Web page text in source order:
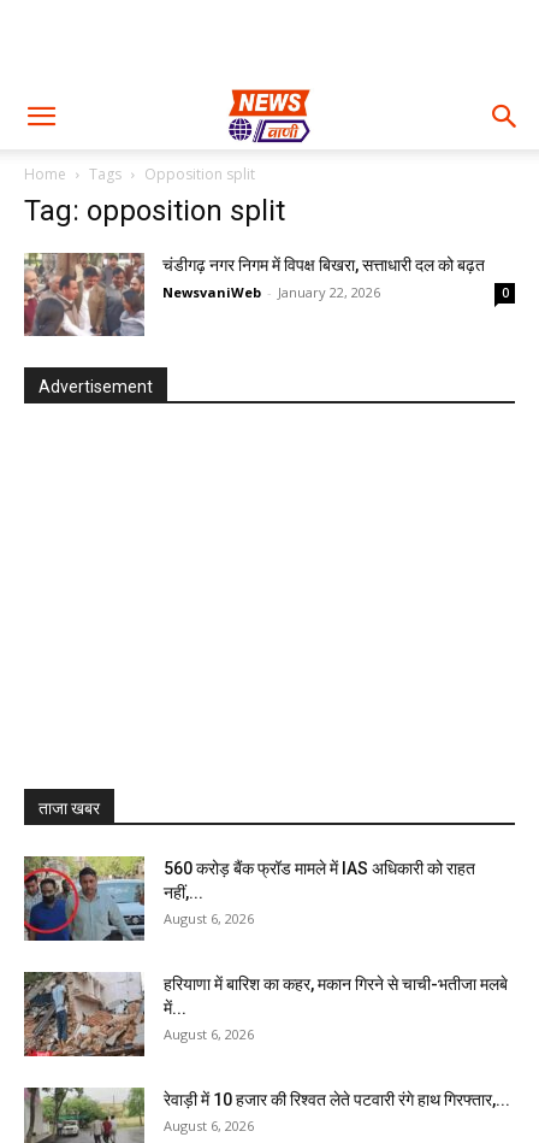
Home Tags Opposition split
Tag: opposition split
चंडीगढ़ नगर निगम में विपक्ष बिखरा, सत्ताधारी दल को बढ़त
NewsvaniWeb - January 22, 2026 0
Advertisement
ताजा खबर
₹560 करोड़ बैंक फ्रॉड मामले में IAS अधिकारी को राहत
नहीं,...
August 6, 2026
हरियाणा में बारिश का कहर, मकान गिरने से चाची-भतीजा मलबे
में...
August 6, 2026
रेवाड़ी में 10 हजार की रिश्वत लेते पटवारी रंगे हाथ गिरफ्तार,...
August 6, 2026